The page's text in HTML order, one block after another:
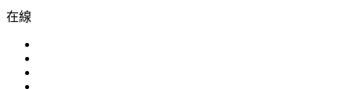
在線